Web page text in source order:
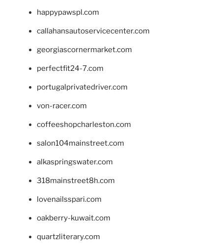
happypawspl.com
callahansautoservicecenter.com
georgiascornermarket.com
perfectfit24-7.com
portugalprivatedriver.com
von-racer.com
coffeeshopcharleston.com
salon104mainstreet.com
alkaspringswater.com
318mainstreet8h.com
lovenailsspari.com
oakberry-kuwait.com
quartzliterary.com